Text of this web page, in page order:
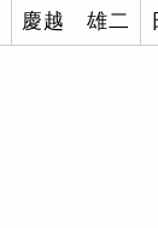
慶越 雄二